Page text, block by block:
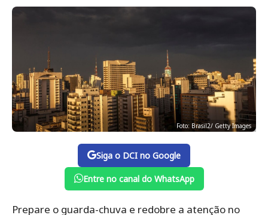
Foto: Brasil2/ Getty Images
Siga o DCI no Google
Entre no canal do WhatsApp
Prepare o guarda-chuva e redobre a atenção no